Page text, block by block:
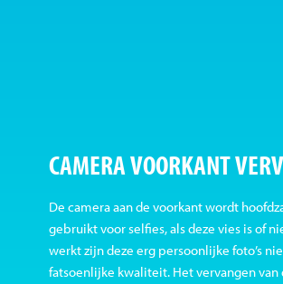
CAMERA VOORKANT
De camera aan de voorkant wordt
gebruikt voor selfies, als deze vies is of
werkt zijn deze erg persoonlijke foto’s
fatsoenlijke kwaliteit. Het vervangen van